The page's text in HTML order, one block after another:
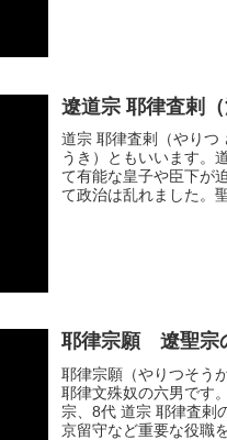
遼道宗 耶律査剌
道宗 耶律査剌（やりつ
うき）ともいいます。
て有能な皇子や臣下が
て政治は乱れました。
耶律宗願 遼聖宗
耶律宗願（やりつそう
耶律文殊奴の六男です
宗、8代 道宗 耶律査剌
京留守など重要な役職